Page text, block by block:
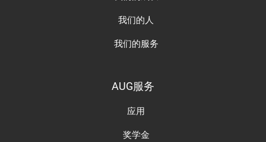
我们的人
我们的服务
AUG服务
应用
奖学金